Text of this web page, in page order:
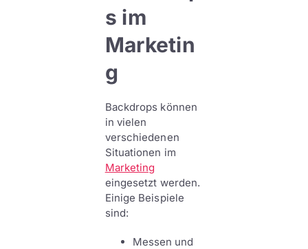
s im
Marketin
g
Backdrops können
in vielen
verschiedenen
Situationen im
Marketing
eingesetzt werden.
Einige Beispiele
sind:
Messen und